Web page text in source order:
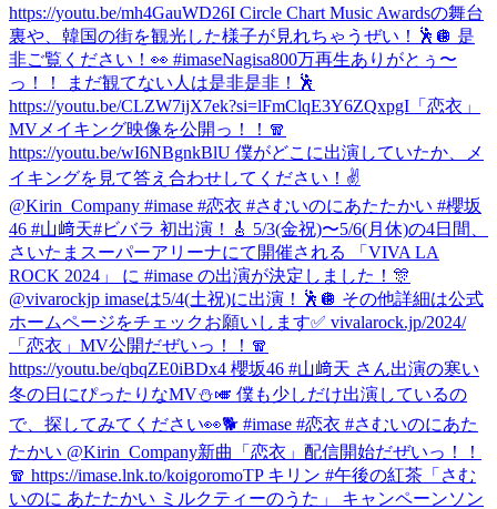
https://youtu.be/mh4GauWD26I Circle Chart Music Awardsの舞台
裏や、韓国の街を観光した様子が見れちゃうぜい！🕺🪩 是
非ご覧ください！👀 #imaseNagisa800万再生ありがとぅ〜
っ！！ まだ観てない人は是非是非！🕺
https://youtu.be/CLZW7ijX7ek?si=lFmClqE3Y6ZQxpgI 「恋衣」
MVメイキング映像を公開っ！！🧣
https://youtu.be/wI6NBgnkBlU 僕がどこに出演していたか、メ
イキングを見て答え合わせしてください！✌️
@Kirin_Company #imase #恋衣 #さむいのにあたたかい #櫻坂
46 #山﨑天#ビバラ 初出演！🎸 5/3(金祝)〜5/6(月休)の4日間、
さいたまスーパーアリーナにて開催される 「VIVA LA
ROCK 2024」 に #imase の出演が決定しました！🎊
@vivarockjp imaseは5/4(土祝)に出演！🕺🪩 その他詳細は公式
ホームページをチェックお願いします✅ vivalarock.jp/2024/
「恋衣」MV公開だぜいっ！！🧣
https://youtu.be/qbqZE0iBDx4 櫻坂46 #山﨑天 さん出演の寒い
冬の日にぴったりなMV⛄️🎺 僕も少しだけ出演しているの
で、探してみてください👀🐕 #imase #恋衣 #さむいのにあた
たかい @Kirin_Company新曲「恋衣」配信開始だぜいっ！！
🧣 https://imase.lnk.to/koigoromoTP キリン #午後の紅茶「さむ
いのに あたたかい ミルクティーのうた」 キャンペーンソン